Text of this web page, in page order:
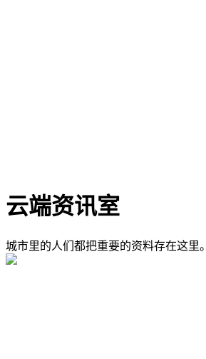
云端资讯室
城市里的人们都把重要的资料存在这里。